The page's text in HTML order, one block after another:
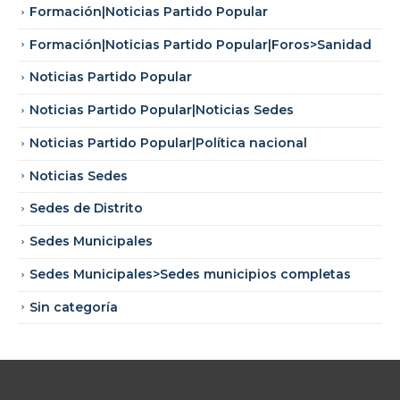
Formación|Noticias Partido Popular
Formación|Noticias Partido Popular|Foros>Sanidad
Noticias Partido Popular
Noticias Partido Popular|Noticias Sedes
Noticias Partido Popular|Política nacional
Noticias Sedes
Sedes de Distrito
Sedes Municipales
Sedes Municipales>Sedes municipios completas
Sin categoría